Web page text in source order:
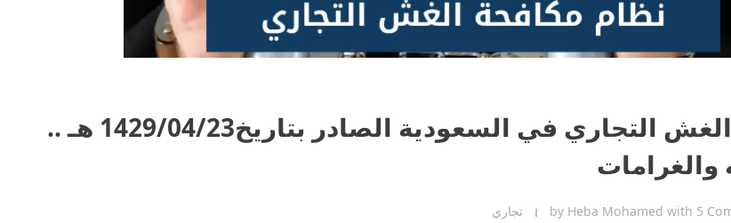
نظام مكافحة الغش التجاري في السعودية الصادر بتاريخ1429/04/23 هـ ..
والغرامات
by Heba Mohamed with 5 تجاري